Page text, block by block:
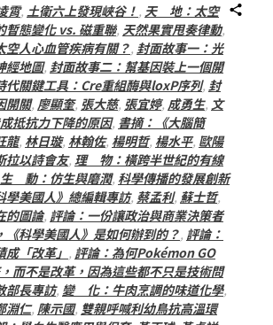
霄, 土衛六上發現峽谷！ , 天 地：太空
暫態變化 vs. 磁重聯, 天然果實甩奏律動,
空人心血管疾病有關？, 封面故事一：光
經地圖, 封面故事二：幫基因裝上一個開
關鍵工具：Cre重組酶與loxP序列, 封
開關, 廖顯奎, 張大慈, 張宜婷, 成勇生, 文
抵抗力下降的原因, 書摘：《大腦簡
龍, 林日璇, 林翰佐, 楊明哲, 楊水平, 歐陽
拉以詩會友, 理 物：橫跨半世紀的有線
生 動：仿生與磨潤, 科學傳播的發展創新
美國人》總編輯專訪, 蔡孟利, 蘇士哲,
的圖論, 評論：一份讓政治與商業決策者
《科學美國人》是如何辦到的？, 評論：
「改革」 , 評論：為何Pokémon GO
而不是改革，因為這些都不只是技術問
部長專訪, 變 化：牛肉烹調的味道化學,
淵仁, 陳示國, 雙親呼喊利幼鳥抗高溫環